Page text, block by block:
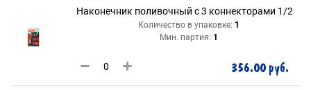
Наконечник поливочный с 3 коннекторами 1/2
Количество в упаковке: 1
Мин. партия: 1
356.00 руб.